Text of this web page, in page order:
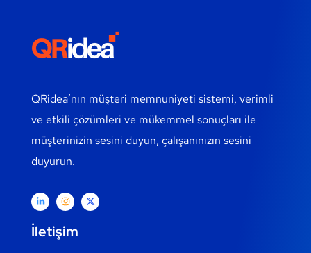
QRidea’nın müşteri memnuniyeti sistemi, verimli
ve etkili çözümleri ve mükemmel sonuçları ile
müşterinizin sesini duyun, çalışanınızın sesini
duyurun.
İletişim